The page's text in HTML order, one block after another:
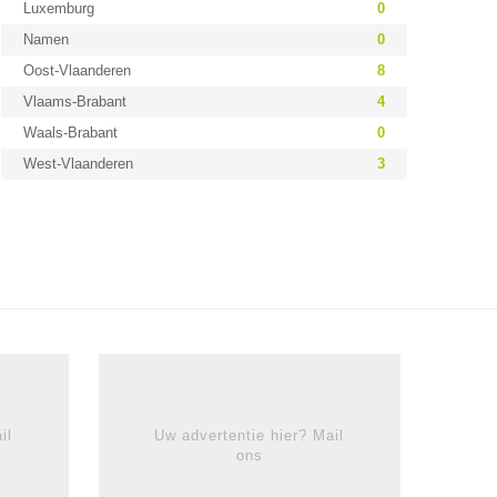
Luxemburg
0
Namen
0
Oost-Vlaanderen
8
Vlaams-Brabant
4
Waals-Brabant
0
West-Vlaanderen
3
Uw advertentie hier? Mail
ons